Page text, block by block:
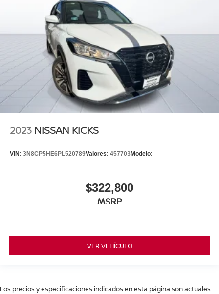
2023 NISSAN KICKS
VIN: 3N8CP5HE6PL520789Valores: 457703Modelo:
$322,800
MSRP
VER VEHÍCULO
Los precios y especificaciones indicados en esta página son actuales